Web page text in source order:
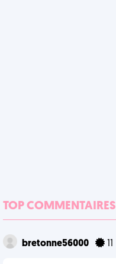
TOP COMMENTAIRES
bretonne56000